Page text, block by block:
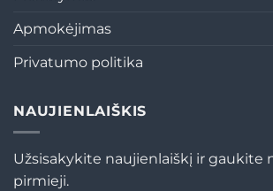
Apmokėjimas
Privatumo politika
NAUJIENLAIŠKIS
Užsisakykite naujienlaiškį ir gaukite
pirmieji.